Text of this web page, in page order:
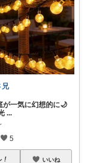
兄
が一気に幻想的に🌙
...
5
いいね